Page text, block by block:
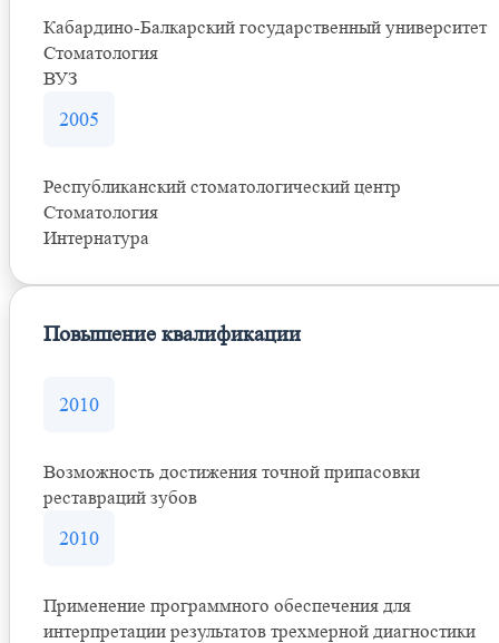
Кабардино-Балкарский государственный университет
Стоматология
ВУЗ
2005
Республиканский стоматологический центр
Стоматология
Интернатура
Повышение квалификации
2010
Возможность достижения точной припасовки
реставраций зубов
2010
Применение программного обеспечения для
интерпретации результатов трехмерной диагностики